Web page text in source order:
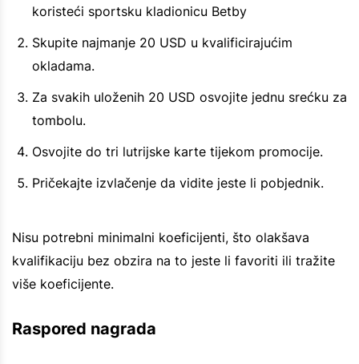
koristeći sportsku kladionicu Betby
Skupite najmanje 20 USD u kvalificirajućim
okladama.
Za svakih uloženih 20 USD osvojite jednu srećku za
tombolu.
Osvojite do tri lutrijske karte tijekom promocije.
Pričekajte izvlačenje da vidite jeste li pobjednik.
Nisu potrebni minimalni koeficijenti, što olakšava
kvalifikaciju bez obzira na to jeste li favoriti ili tražite
više koeficijente.
Raspored nagrada